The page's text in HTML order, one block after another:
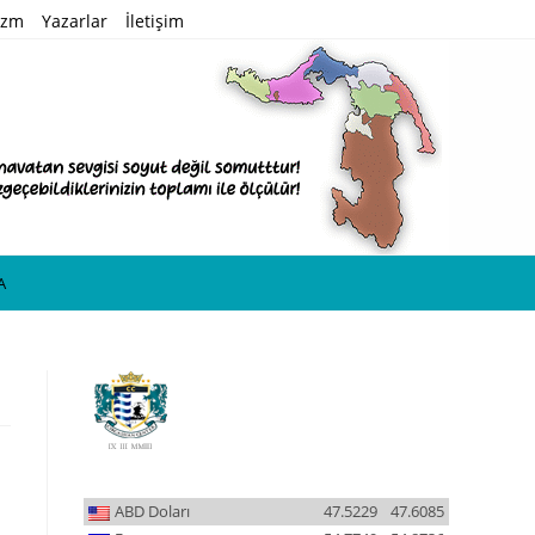
Yazarlar İletişim
ABD Doları 47.6085
47.5229